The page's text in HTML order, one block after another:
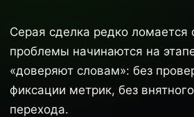
Серая сделка редко ломается
проблемы начинаются на
«доверяют словам»: без
фиксации метрик, без
перехода.